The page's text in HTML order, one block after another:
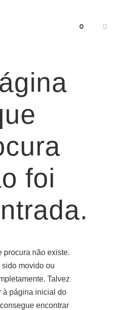
0
foi
procura não existe.
sido movido ou
Talvez
à página inicial do
encontrar